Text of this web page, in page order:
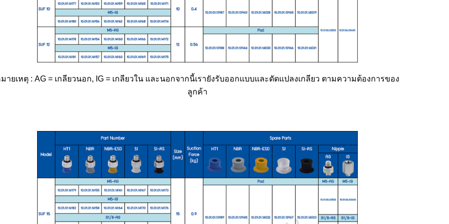
ายเหตุ : AG = เกลียวนอก, IG = เกลียวใน และนอกจากนี้เรายังรับออกแบบและดัดแปลงเกลียว ตามความต้องการของ
ลูกค้า